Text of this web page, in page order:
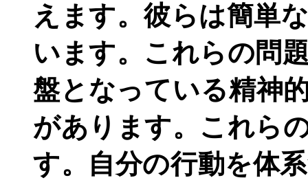
えます。彼らは簡単
います。これらの問
盤となっている精神
があります。これら
す。自分の行動を体